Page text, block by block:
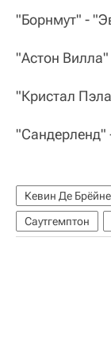
"Борнмут" -
"Астон
"Кристал
"Сандерленд"
Кевин Де Брёйне
Саутгемптон